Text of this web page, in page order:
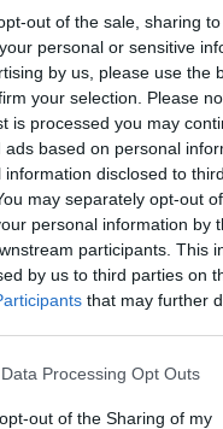
out of the sale, sharing
personal or sensitive
by us, please use the
your selection. Please
is processed you may
ads based on personal
information disclosed to
may separately opt-out
personal information by
participants. This
by us to third parties on
that may further
this website/app uses one
visit or usage behaviour.
Processing Opt Outs
out of the Sharing of my
is!
dolgozni a
jól járhatnak
vennél?